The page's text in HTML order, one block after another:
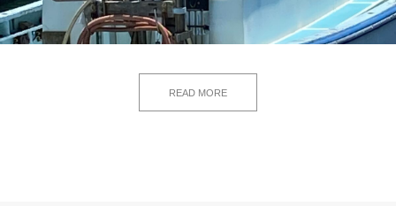
READ MORE